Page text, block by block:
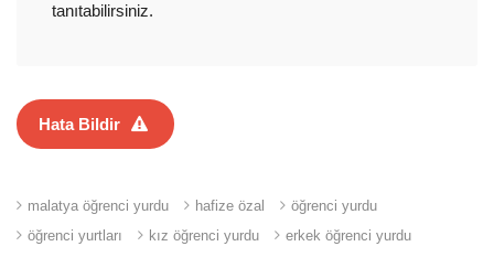
tanıtabilirsiniz.
Hata Bildir
malatya öğrenci yurdu hafize özal
öğrenci yurdu
öğrenci yurtları
kız öğrenci yurdu erkek öğrenci yurdu